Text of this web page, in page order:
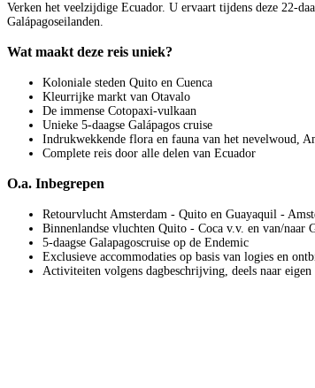
Verken het veelzijdige Ecuador. U ervaart tijdens deze 22-
Galápagoseilanden.
Wat maakt deze reis uniek?
Koloniale steden Quito en Cuenca
Kleurrijke markt van Otavalo
De immense Cotopaxi-vulkaan
Unieke 5-daagse Galápagos cruise
Indrukwekkende flora en fauna van het nevelwoud,
Complete reis door alle delen van Ecuador
O.a. Inbegrepen
Retourvlucht Amsterdam - Quito en Guayaquil -
Binnenlandse vluchten Quito - Coca v.v. en van/naar
5-daagse Galapagoscruise op de Endemic
Exclusieve accommodaties op basis van logies en
Activiteiten volgens dagbeschrijving, deels naar eigen